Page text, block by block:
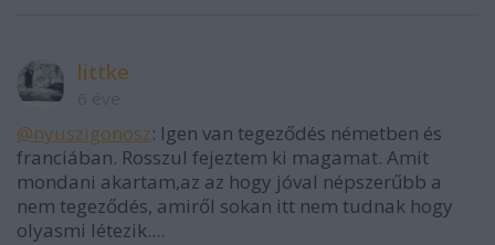
littke
@nyuszigonosz: Igen van tegeződés németben és
franciában. Rosszul fejeztem ki magamat. Amit
mondani akartam,az az hogy jóval népszerűbb a
nem tegeződés, amiről sokan itt nem tudnak hogy
olyasmi létezik....